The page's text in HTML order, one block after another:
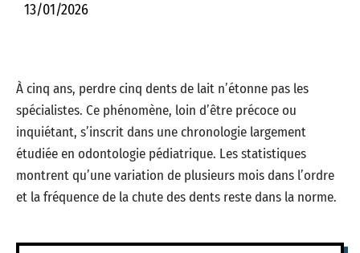
13/01/2026
À cinq ans, perdre cinq dents de lait n’étonne pas les
spécialistes. Ce phénomène, loin d’être précoce ou
inquiétant, s’inscrit dans une chronologie largement
étudiée en odontologie pédiatrique. Les statistiques
montrent qu’une variation de plusieurs mois dans l’ordre
et la fréquence de la chute des dents reste dans la norme.